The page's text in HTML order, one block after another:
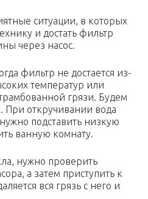
ситуации, в которых
и достать фильтр
через насос.
фильтр не достается из-
температур или
грязи. Будем
При откручивании вода
подставить низкую
ванную комнату.
нужно проверить
а затем приступить к
вся грязь с него и